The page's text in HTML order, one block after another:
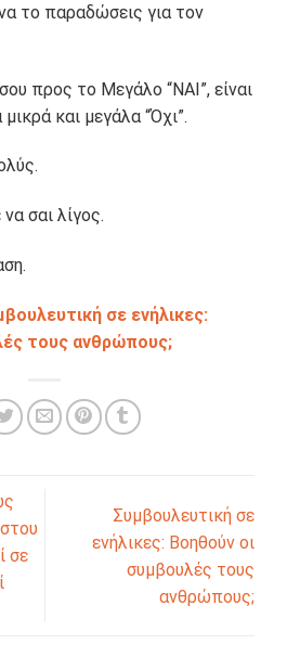
το παραδώσεις για τον
προς το Μεγάλο “ΝΑΙ”, είναι
και μεγάλα “Όχι”.
σαι λίγος.
σε ενήλικες:
τους ανθρώπους;
σε
Συμβουλευτική σε
ενήλικες: Βοηθούν οι
συμβουλές τους
ανθρώπους;